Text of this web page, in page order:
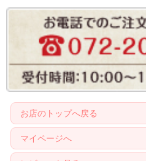
お店のトップへ戻る
マイページへ